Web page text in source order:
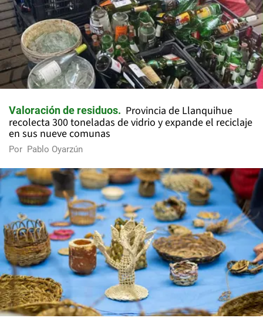
Valoración de residuos
Provincia de Llanquihue
recolecta 300 toneladas de vidrio y expande el reciclaje
en sus nueve comunas
Por Pablo Oyarzún